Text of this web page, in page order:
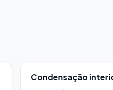
Condensação